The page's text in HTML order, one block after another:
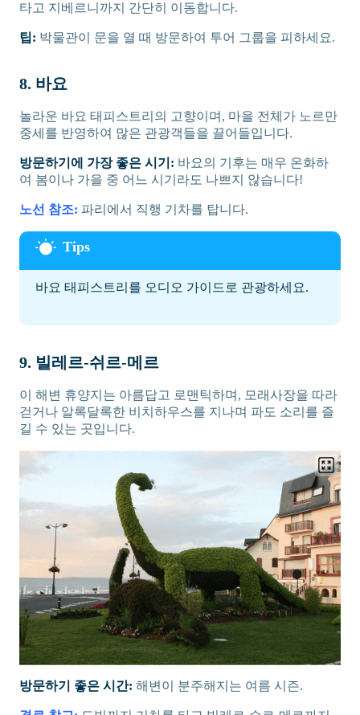
타고 지베르니까지 간단히 이동합니다.
팁: 박물관이 문을 열 때 방문하여 투어 그룹을 피하세요.
8. 바요
놀라운 바요 태피스트리의 고향이며, 마을 전체가 노르만
중세를 반영하여 많은 관광객들을 끌어들입니다.
방문하기에 가장 좋은 시기: 바요의 기후는 매우 온화하
여 봄이나 가을 중 어느 시기라도 나쁘지 않습니다!
노선 참조: 파리에서 직행 기차를 탑니다.
바요 태피스트리를 오디오 가이드로 관광하세요.
9. 빌레르-쉬르-메르
이 해변 휴양지는 아름답고 로맨틱하며, 모래사장을 따라
걷거나 알록달록한 비치하우스를 지나며 파도 소리를 즐
길 수 있는 곳입니다.
방문하기 좋은 시간: 해변이 분주해지는 여름 시즌.